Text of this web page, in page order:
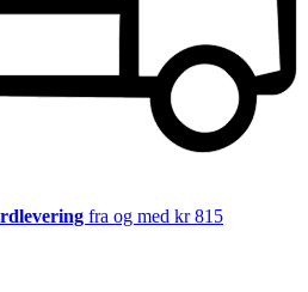
fra og med kr 815